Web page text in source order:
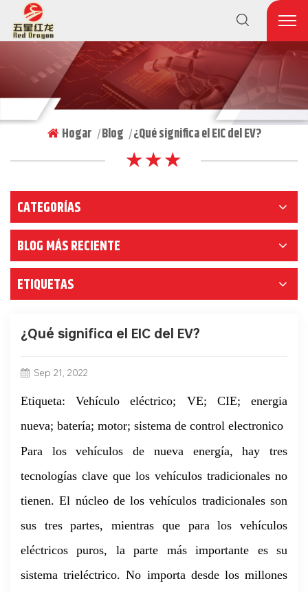
Hogar | Blog | ¿Qué significa el EIC del EV?
★ ★ ★
CATEGORÍAS
BLOG MÁS RECIENTE
ETIQUETAS
¿Qué significa el EIC del EV?
Sep 21, 2022
Etiqueta: Vehículo eléctrico; VE; CIE; energia
nueva; batería; motor; sistema de control electronico
Para los vehículos de nueva energía, hay tres
tecnologías clave que los vehículos tradicionales no
tienen. El núcleo de los vehículos tradicionales son
sus tres partes, mientras que para los vehículos
eléctricos puros, la parte más importante es su
sistema trieléctrico. No importa desde los millones